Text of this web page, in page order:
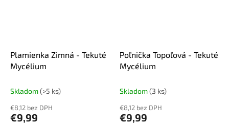
Plamienka Zimná - Tekuté
Mycélium
Skladom(>5 ks)
€8,12 bez DPH
€9,99
Poľnička Topoľová - Tekuté
Mycélium
Skladom(3 ks)
€8,12 bez DPH
€9,99